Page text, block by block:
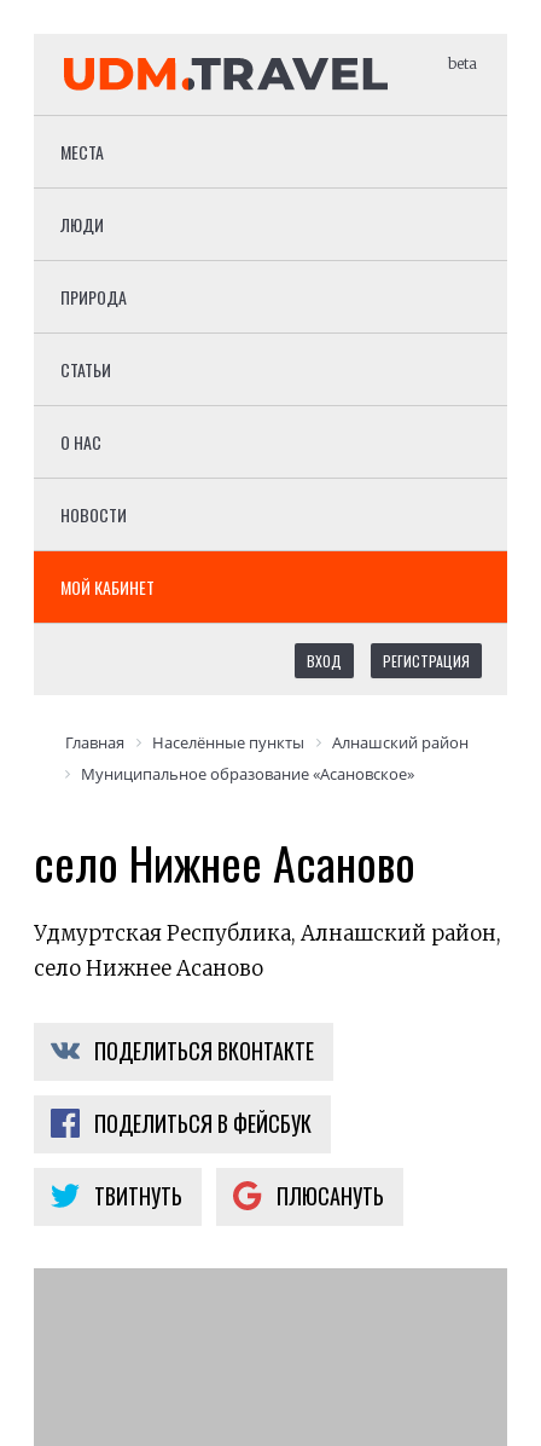
beta
МЕСТА
ЛЮДИ
ПРИРОДА
СТАТЬИ
О НАС
НОВОСТИ
МОЙ КАБИНЕТ
ВХОД РЕГИСТРАЦИЯ
Главная Населённые пункты
Алнашский район
Муниципальное образование «Асановское»
село Нижнее Асаново
Удмуртская Республика, Алнашский район,
село Нижнее Асаново
ПОДЕЛИТЬСЯ ВКОНТАКТЕ
ПОДЕЛИТЬСЯ В ФЕЙСБУК
ТВИТНУТЬ ПЛЮСАНУТЬ